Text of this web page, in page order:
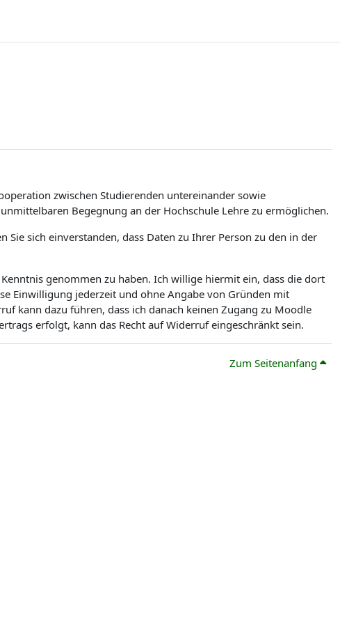
zwischen Studierenden untereinander sowie
Begegnung an der Hochschule Lehre zu ermöglichen.
sich einverstanden, dass Daten zu Ihrer Person zu den in der
genommen zu haben. Ich willige hiermit ein, dass die dort
Einwilligung jederzeit und ohne Angabe von Gründen mit
kann dazu führen, dass ich danach keinen Zugang zu Moodle
erfolgt, kann das Recht auf Widerruf eingeschränkt sein.
Zum Seitenanfang